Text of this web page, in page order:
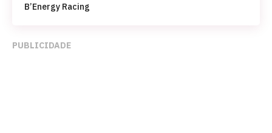
B’Energy Racing
PUBLICIDADE